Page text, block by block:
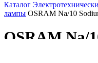
Каталог
лампы OSRAM Na/10
OSRAM Na/